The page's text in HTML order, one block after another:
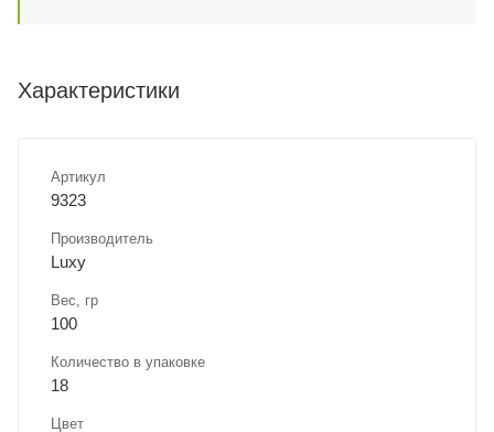
Характеристики
Артикул
9323
Производитель
Luxy
Вес, гр
100
Количество в упаковке
18
Цвет